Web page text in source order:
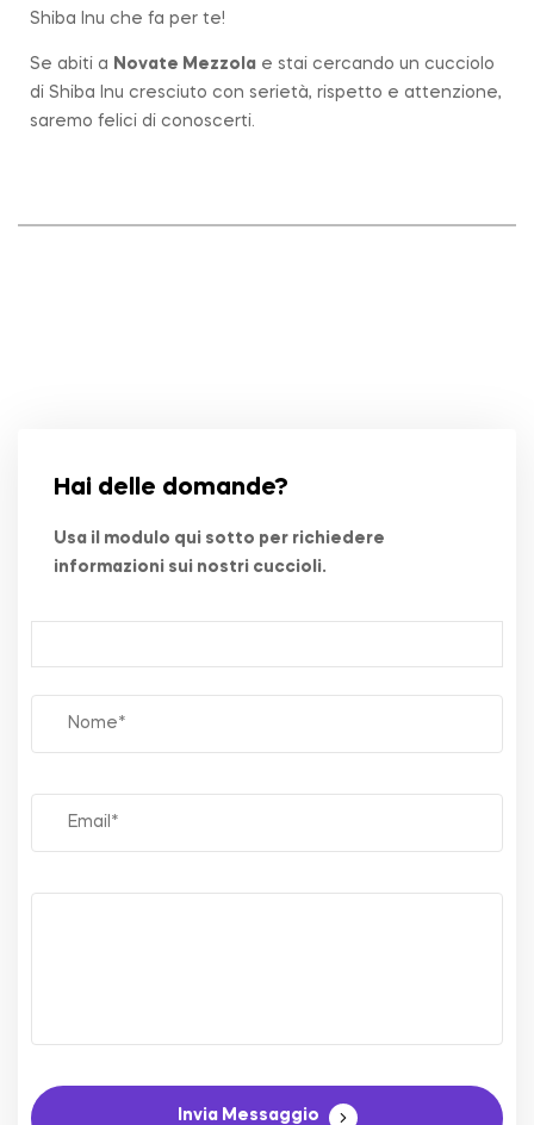
Shiba Inu che fa per te!
Se abiti a Novate Mezzola e stai cercando un cucciolo
di Shiba Inu cresciuto con serietà, rispetto e attenzione,
saremo felici di conoscerti.
Hai delle domande?
Usa il modulo qui sotto per richiedere
informazioni sui nostri cuccioli.
Invia Messaggio